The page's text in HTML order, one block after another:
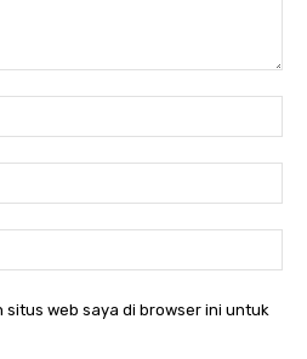
situs web saya di browser ini untuk